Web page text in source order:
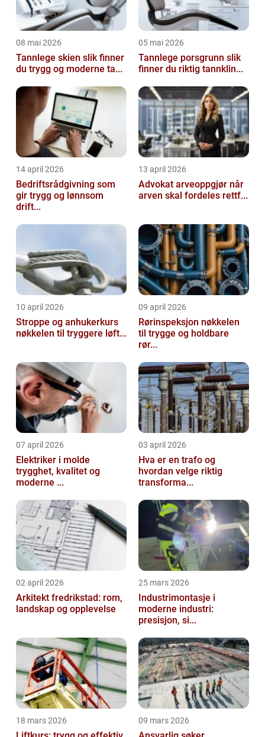
08 mai 2026
Tannlege skien slik finner
du trygg og moderne ta...
05 mai 2026
Tannlege porsgrunn slik
finner du riktig tannklin...
14 april 2026
Bedriftsrådgivning som
gir trygg og lønnsom
drift...
13 april 2026
Advokat arveoppgjør når
arven skal fordeles rettf...
10 april 2026
Stroppe og anhukerkurs
nøkkelen til tryggere løft...
09 april 2026
Rørinspeksjon nøkkelen
til trygge og holdbare
rør...
07 april 2026
Elektriker i molde
trygghet, kvalitet og
moderne ...
03 april 2026
Hva er en trafo og
hvordan velge riktig
transforma...
02 april 2026
Arkitekt fredrikstad: rom,
landskap og opplevelse
25 mars 2026
Industrimontasje i
moderne industri:
presisjon, si...
18 mars 2026 09 mars 2026